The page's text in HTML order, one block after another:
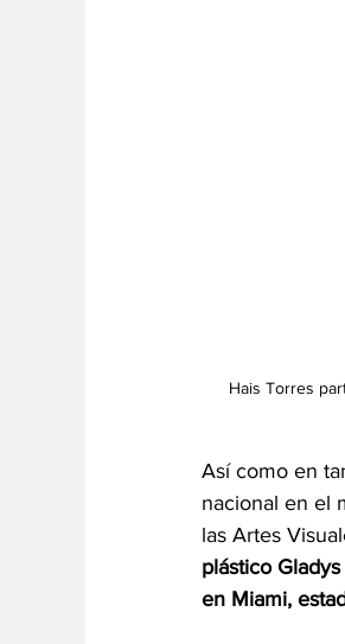
Hais Torres
Así como en
nacional en el
las Artes
plástico
en Miami,